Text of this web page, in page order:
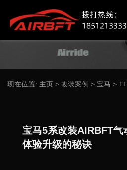
现在位置: 主页 > 改装案例 > 宝马 >
宝马5系改装AIRBFT
体验升级的秘诀